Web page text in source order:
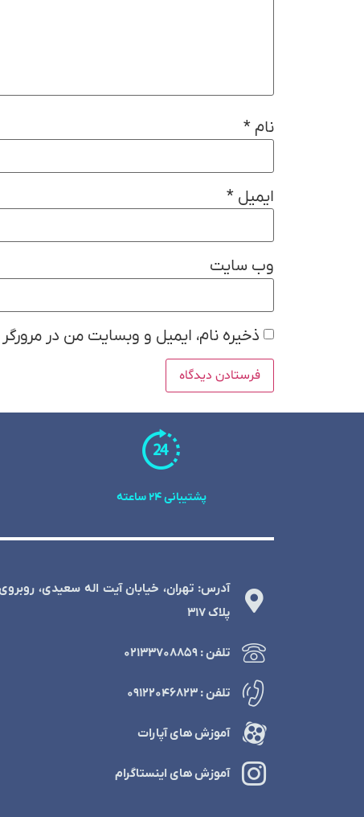
نام *
ایمیل *
وب‌ سایت
ذخیره نام، ایمیل و وبسایت من در
پشتیبانی 24 ساعته
آدرس: تهران، خیابان آیت اله سعیدی،
پلاک 317
تلفن : ۰۲۱۳۳۷۰۸۸۵۹
تلفن : ۰۹۱۲۲۰۴۶۸۲۳
آموزش های آپارات
آموزش های اینستاگرام